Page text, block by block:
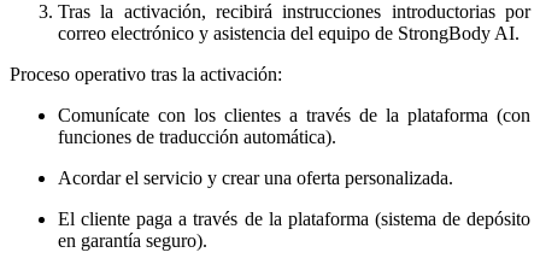
Tras la activación, recibirá instrucciones introductorias por
correo electrónico y asistencia del equipo de StrongBody AI.
Proceso operativo tras la activación:
Comunícate con los clientes a través de la plataforma (con
funciones de traducción automática).
Acordar el servicio y crear una oferta personalizada.
El cliente paga a través de la plataforma (sistema de depósito
en garantía seguro).